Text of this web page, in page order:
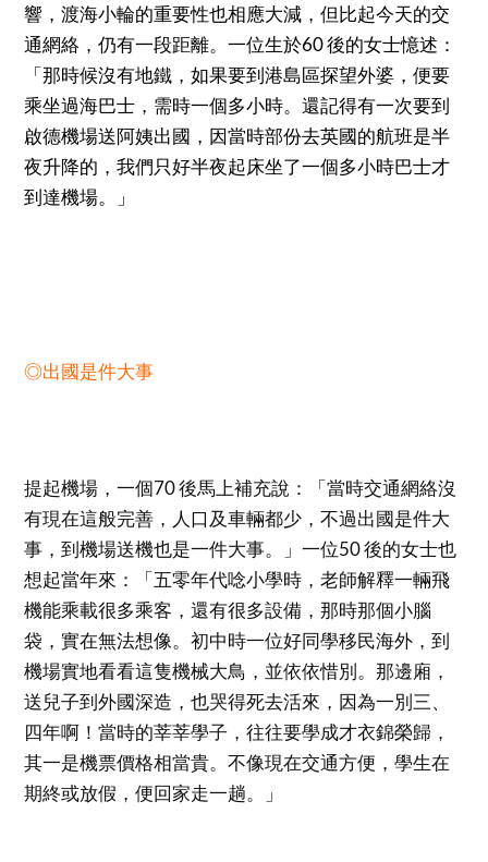
響，渡海小輪的重要性也相應大減，但比起今天的交
通網絡，仍有一段距離。一位生於60 後的女士憶述：
「那時候沒有地鐵，如果要到港島區探望外婆，便要
乘坐過海巴士，需時一個多小時。還記得有一次要到
啟德機場送阿姨出國，因當時部份去英國的航班是半
夜升降的，我們只好半夜起床坐了一個多小時巴士才
到達機場。」
◎出國是件大事
提起機場，一個70 後馬上補充說：「當時交通網絡沒
有現在這般完善，人口及車輛都少，不過出國是件大
事，到機場送機也是一件大事。」一位50 後的女士也
想起當年來：「五零年代唸小學時，老師解釋一輛飛
機能乘載很多乘客，還有很多設備，那時那個小腦
袋，實在無法想像。初中時一位好同學移民海外，到
機場實地看看這隻機械大鳥，並依依惜別。那邊廂，
送兒子到外國深造，也哭得死去活來，因為一別三、
四年啊！當時的莘莘學子，往往要學成才衣錦榮歸，
其一是機票價格相當貴。不像現在交通方便，學生在
期終或放假，便回家走一趟。」